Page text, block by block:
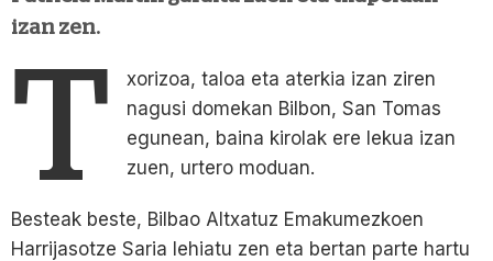
izan zen.
T
xorizoa, taloa eta aterkia izan ziren
nagusi domekan Bilbon, San Tomas
egunean, baina kirolak ere lekua izan
zuen, urtero moduan.
Besteak beste, Bilbao Altxatuz Emakumezkoen
Harrijasotze Saria lehiatu zen eta bertan parte hartu